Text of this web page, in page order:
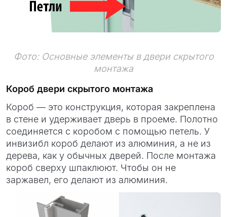
Фото: Основные элементы в двери скрытого
монтажа
Короб двери скрытого монтажа
Короб — это конструкция, которая закреплена
в стене и удерживает дверь в проеме. Полотно
соединяется с коробом с помощью петель. У
инвизибл короб делают из алюминия, а не из
дерева, как у обычных дверей. После монтажа
короб сверху шпаклюют. Чтобы он не
заржавел, его делают из алюминия.